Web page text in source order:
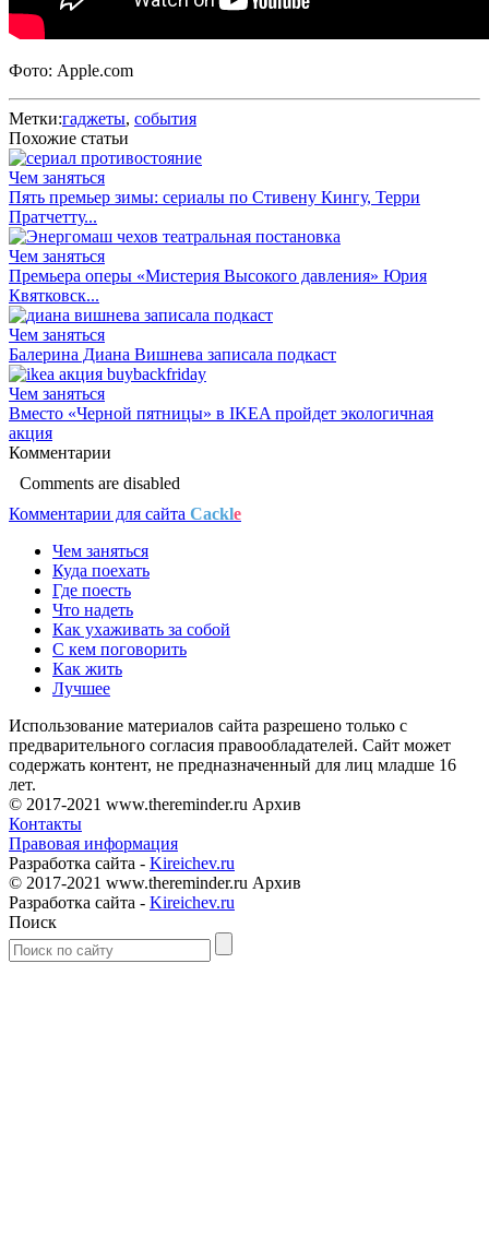
Фото: Apple.com
Метки:гаджеты, события
Похожие статьи
Чем заняться
Пять премьер зимы: сериалы по Стивену Кингу, Терри
Пратчетту...
Чем заняться
Премьера оперы «‎Мистерия Высокого давления»‎ Юрия
Квятковск...
Чем заняться
Балерина Диана Вишнева записала подкаст
Чем заняться
Вместо «Черной пятницы» в IKEA пройдет экологичная
акция
Комментарии
Comments are disabled
Комментарии для сайта Cackle
Чем заняться
Куда поехать
Где поесть
Что надеть
Как ухаживать за собой
С кем поговорить
Как жить
Лучшее
Использование материалов сайта разрешено только с
предварительного согласия правообладателей. Сайт может
содержать контент, не предназначенный для лиц младше 16
лет.
© 2017-2021 www.thereminder.ru Архив
Контакты
Правовая информация
Разработка сайта - Kireichev.ru
© 2017-2021 www.thereminder.ru Архив
Разработка сайта - Kireichev.ru
Поиск